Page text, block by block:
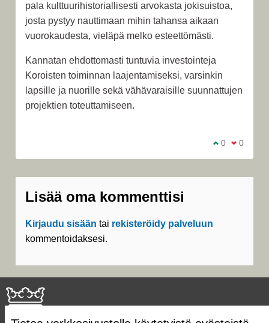
pala kulttuurihistoriallisesti arvokasta jokisuistoa,
josta pystyy nauttimaan mihin tahansa aikaan
vuorokaudesta, vieläpä melko esteettömästi.
Kannatan ehdottomasti tuntuvia investointeja
Koroisten toiminnan laajentamiseksi, varsinkin
lapsille ja nuorille sekä vähävaraisille suunnattujen
projektien toteuttamiseen.
Olen samaa
0 Olen eri
0
Lisää oma kommenttisi
Kirjaudu sisään tai rekisteröidy palveluun
kommentoidaksesi.